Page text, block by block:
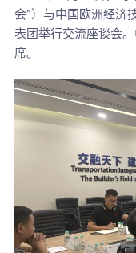
会”）与中国欧洲经济
表团举行交流座谈会
席。